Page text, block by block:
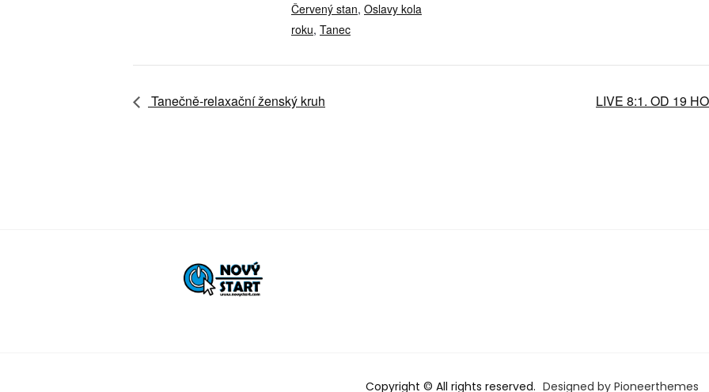
Červený stan, Oslavy kola
roku, Tanec
Tanečně-relaxační ženský kruh LIVE 8:1. OD 19
Copyright © All rights reserved. Designed by Pioneerthemes